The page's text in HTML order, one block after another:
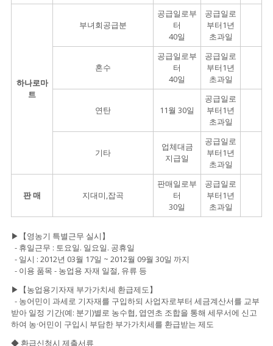
하나로마
트
부녀회공급분
공급일로부
터
40일
공급일로
부터1년
초과일
혼수
공급일로부
터
40일
공급일로
부터1년
초과일
연탄 11월 30일
공급일로
부터1년
초과일
기타
업체대금
지급일
공급일로
부터1년
초과일
판 매 지대미,잡곡
판매일로부
터
30일
공급일로
부터1년
초과일
▶【영농기 특별근무 실시】
- 휴일근무 : 토요일. 일요일. 공휴일
- 일시 : 2012년 03월 17일 ~ 2012월 09월 30일 까지
- 이용 품목 - 농업용 자재 일절, 유류 등
▶【농업용기자재 부가가치세 환급제도】
- 농어민이 과세로 기자재를 구입하되 사업자로부터 세금계산서를 교부
받아 일정 기간(예: 분기)별로 농수협, 엽연초 조합을 통해 세무서에 신고
하여 농·어민이 구입시 부담한 부가가치세를 환급받는 제도
◆ 환급신청시 제출서류